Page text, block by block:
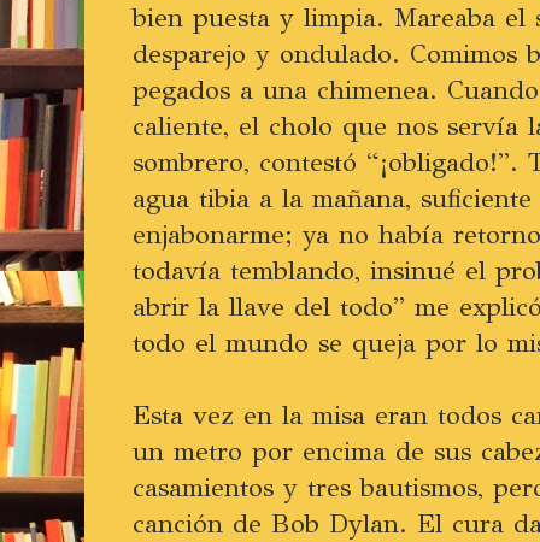
bien puesta y limpia. Mareaba el
desparejo y ondulado. Comimos
pegados a una chimenea.
caliente, el cholo que nos servía
sombrero, contestó
agua tibia a la mañana,
enjabonarme; ya no había
todavía temblando, insinué el
abrir la llave del todo” me
todo el mundo se queja por lo
Esta vez en la misa eran todos
un metro por encima de sus
casamientos y tres bautismos,
canción de Bob Dylan. El cura